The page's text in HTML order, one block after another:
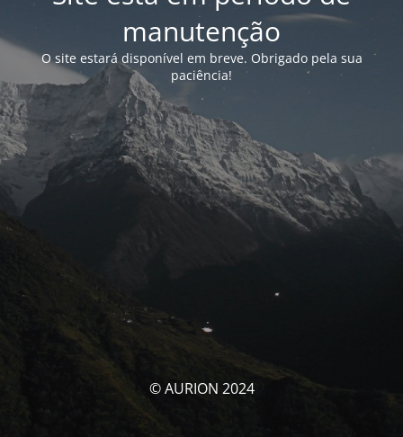
manutenção
O site estará disponível em breve. Obrigado pela sua
paciência!
© AURION 2024